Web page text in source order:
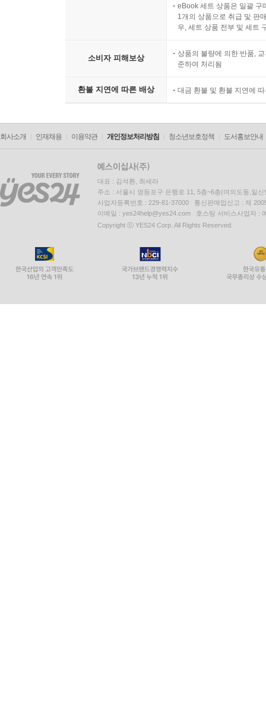
eBook 세트 상품은 일괄 구
1개의 상품으로 취급 및 판
우, 세트 상품 전부 및 세트
소비자 피해보상
상품의 불량에 의한 반품,
준하여 처리됨
환불 지연에 따른 배상 대금 환불 및 환불 지연에
회사소개 인재채용 이용약관 개인정보처리방침 청소년보호정책 도서홍보안내
대표 : 김석환, 최세라
주소 : 서울시 영등포구 은행로 11, 5층~6층(여의도동,일신
사업자등록번호 : 229-81-37000 통신판매업신고 : 제
이메일 : yes24help@yes24.com 호스팅 서비스사업자 :
Copyright ⓒ YES24 Corp. All Rights Reserved.